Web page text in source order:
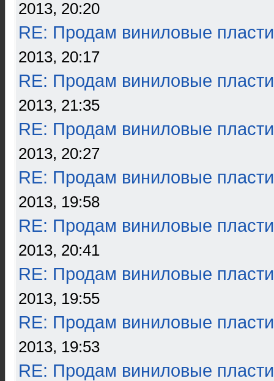
2013, 20:20
RE: Продам виниловые
2013, 20:17
RE: Продам виниловые
2013, 21:35
RE: Продам виниловые
2013, 20:27
RE: Продам виниловые
2013, 19:58
RE: Продам виниловые
2013, 20:41
RE: Продам виниловые
2013, 19:55
RE: Продам виниловые
2013, 19:53
RE: Продам виниловые